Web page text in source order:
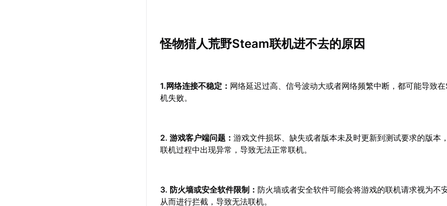
怪物猎人荒野Steam联机进不去的原因
1.网络连接不稳定： 网络延迟过高、信号波动大或者网络频繁中断，都可能导致
机失败。
2. 游戏客户端问题：游戏文件损坏、缺失或者版本未及时更新到测试要求的版本
联机过程中出现异常，导致无法正常联机。
3. 防火墙或安全软件限制： 防火墙或者安全软件可能会将游戏的联机请求视为不
从而进行拦截，导致无法联机。